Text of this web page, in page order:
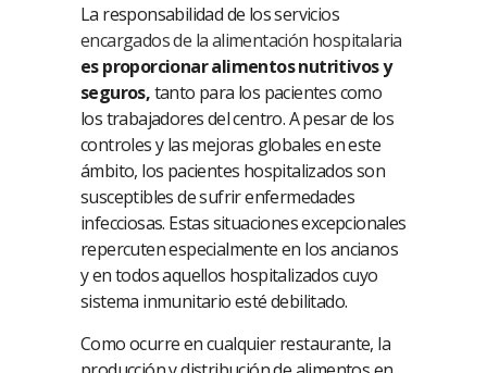
La responsabilidad de los servicios
encargados de la alimentación hospitalaria
es proporcionar alimentos nutritivos y
seguros,tanto para los pacientes como
los trabajadores del centro. A pesar de los
controles y las mejoras globales en este
ámbito, los pacientes hospitalizados son
susceptibles de sufrir enfermedades
infecciosas. Estas situaciones excepcionales
repercuten especialmente en los ancianos
y en todos aquellos hospitalizados cuyo
sistema inmunitario esté debilitado.
Como ocurre en cualquier restaurante, la